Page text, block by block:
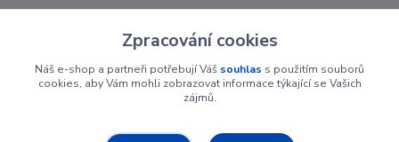
Zpracování cookies
Náš e-shop a partneři potřebují Váš souhlas s použitím souborů
cookies, aby Vám mohli zobrazovat informace týkající se Vašich
zájmů.